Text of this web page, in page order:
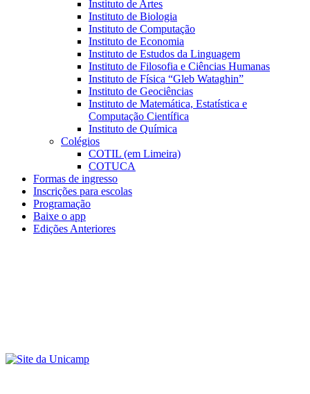
Instituto de Artes
Instituto de Biologia
Instituto de Computação
Instituto de Economia
Instituto de Estudos da Linguagem
Instituto de Filosofia e Ciências Humanas
Instituto de Física “Gleb Wataghin”
Instituto de Geociências
Instituto de Matemática, Estatística e
Computação Científica
Instituto de Química
Colégios
COTIL (em Limeira)
COTUCA
Formas de ingresso
Inscrições para escolas
Programação
Baixe o app
Edições Anteriores